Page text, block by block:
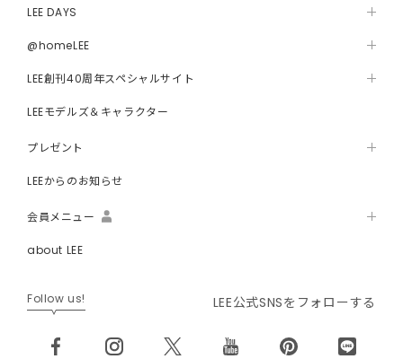
LEE DAYS
@homeLEE
LEE創刊40周年スペシャルサイト
LEEモデルズ＆キャラクター
プレゼント
LEEからのお知らせ
会員メニュー
about LEE
Follow us! LEE公式SNSをフォローする